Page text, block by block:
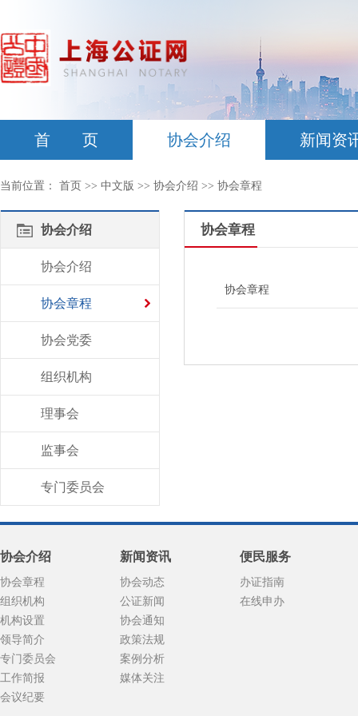
首 页 协会介绍 新闻资
当前位置： 首页 >> 中文版 >> 协会介绍 >> 协会章程
协会介绍
协会介绍
协会章程
协会党委
组织机构
理事会
监事会
专门委员会
协会章程
协会章程
协会介绍
协会章程
组织机构
机构设置
领导简介
专门委员会
工作简报
会议纪要
新闻资讯
协会动态
公证新闻
协会通知
政策法规
案例分析
媒体关注
便民服务
办证指南
在线申办